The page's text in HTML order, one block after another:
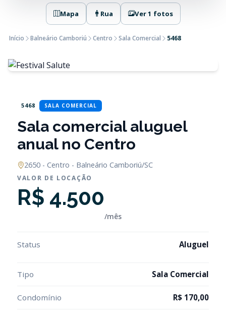
Mapa Rua Ver 1 fotos
Início Balneário Camboriú Centro Sala Comercial 5468
5468 SALA COMERCIAL
Sala comercial aluguel
anual no Centro
2650 - Centro - Balneário Camboriú/SC
VALOR DE LOCAÇÃO
R$ 4.500
/mês
Status Aluguel
Tipo Sala Comercial
Condomínio R$ 170,00